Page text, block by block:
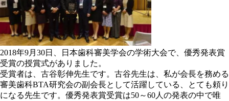
2018年9月30日、日本歯科審美学会の学術大会で、優秀発表賞
受賞の授賞式がありました。
受賞者は、古谷彰伸先生です。古谷先生は、私が会長を務める
審美歯科BTA研究会の副会長として活躍している、とても頼り
になる先生です。優秀発表賞受賞は50～60人の発表の中で唯